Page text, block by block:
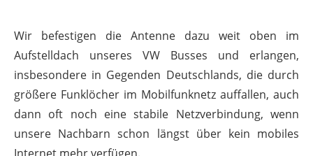
Wir befestigen die Antenne dazu weit oben im
Aufstelldach unseres VW Busses und erlangen,
insbesondere in Gegenden Deutschlands, die durch
größere Funklöcher im Mobilfunknetz auffallen, auch
dann oft noch eine stabile Netzverbindung, wenn
unsere Nachbarn schon längst über kein mobiles